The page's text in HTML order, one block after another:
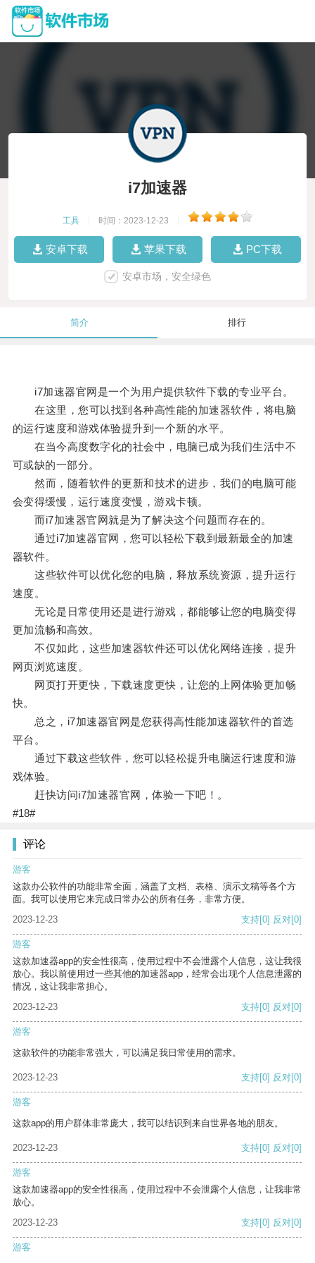
i7加速器
工具 时间：2023-12-23
安卓下载 苹果下载 PC下载
安卓市场，安全绿色
简介 排行
i7加速器官网是一个为用户提供软件下载的专业平台。
在这里，您可以找到各种高性能的加速器软件，将电脑
的运行速度和游戏体验提升到一个新的水平。
在当今高度数字化的社会中，电脑已成为我们生活中不
可或缺的一部分。
然而，随着软件的更新和技术的进步，我们的电脑可能
会变得缓慢，运行速度变慢，游戏卡顿。
而i7加速器官网就是为了解决这个问题而存在的。
通过i7加速器官网，您可以轻松下载到最新最全的加速
器软件。
这些软件可以优化您的电脑，释放系统资源，提升运行
速度。
无论是日常使用还是进行游戏，都能够让您的电脑变得
更加流畅和高效。
不仅如此，这些加速器软件还可以优化网络连接，提升
网页浏览速度。
网页打开更快，下载速度更快，让您的上网体验更加畅
快。
总之，i7加速器官网是您获得高性能加速器软件的首选
平台。
通过下载这些软件，您可以轻松提升电脑运行速度和游
戏体验。
赶快访问i7加速器官网，体验一下吧！。
#18#
评论
游客
这款办公软件的功能非常全面，涵盖了文档、表格、演示文稿等各个方
面。我可以使用它来完成日常办公的所有任务，非常方便。
2023-12-23
支持[0] 反对[0]
游客
这款加速器app的安全性很高，使用过程中不会泄露个人信息，这让我很
放心。我以前使用过一些其他的加速器app，经常会出现个人信息泄露的
情况，这让我非常担心。
2023-12-23
支持[0] 反对[0]
游客
这款软件的功能非常强大，可以满足我日常使用的需求。
2023-12-23 支持[0] 反对[0]
游客
这款app的用户群体非常庞大，我可以结识到来自世界各地的朋友。
2023-12-23 支持[0] 反对[0]
游客
这款加速器app的安全性很高，使用过程中不会泄露个人信息，让我非常
放心。
2023-12-23
支持[0] 反对[0]
游客